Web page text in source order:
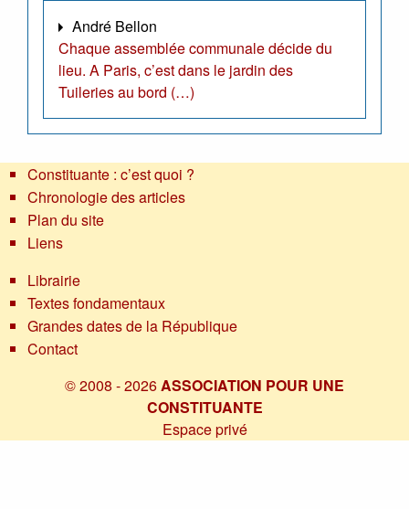
André Bellon
Chaque assemblée communale décide du
lieu. A Paris, c’est dans le jardin des
Tuileries au bord (…)
Constituante : c’est quoi ?
Chronologie des articles
Plan du site
Liens
Librairie
Textes fondamentaux
Grandes dates de la République
Contact
© 2008 - 2026ASSOCIATION POUR UNE
CONSTITUANTE
Espace privé